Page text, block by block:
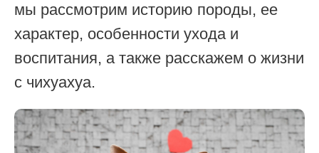
мы рассмотрим историю породы, ее
характер, особенности ухода и
воспитания, а также расскажем о жизни
с чихуахуа.